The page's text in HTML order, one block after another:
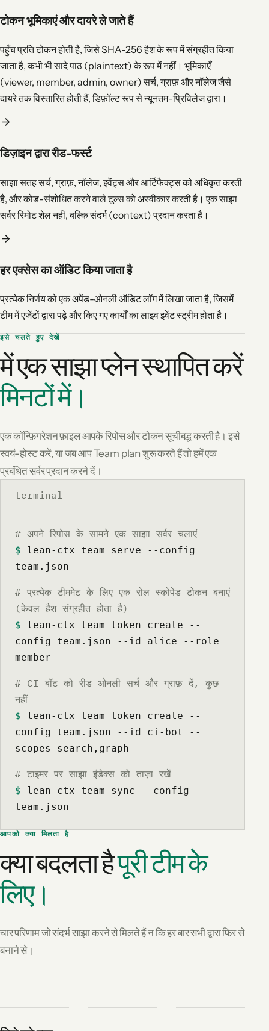
टोकन भूमिकाएं और दायरे ले जाते हैं
पहुँच प्रति टोकन होती है, जिसे SHA-256 हैश के रूप में संग्रहीत किया
जाता है, कभी भी सादे पाठ (plaintext) के रूप में नहीं। भूमिकाएँ
(viewer, member, admin, owner) सर्च, ग्राफ़ और नॉलेज जैसे
दायरे तक विस्तारित होती हैं, डिफ़ॉल्ट रूप से न्यूनतम-प्रिविलेज द्वारा।
डिज़ाइन द्वारा रीड-फर्स्ट
साझा सतह सर्च, ग्राफ़, नॉलेज, इवेंट्स और आर्टिफैक्ट्स को अधिकृत करती
है, और कोड-संशोधित करने वाले टूल्स को अस्वीकार करती है। एक साझा
सर्वर रिमोट शेल नहीं, बल्कि संदर्भ (context) प्रदान करता है।
हर एक्सेस का ऑडिट किया जाता है
प्रत्येक निर्णय को एक अपेंड-ओनली ऑडिट लॉग में लिखा जाता है, जिसमें
टीम में एजेंटों द्वारा पढ़े और किए गए कार्यों का लाइव इवेंट स्ट्रीम होता है।
इसे चलते हुए देखें
में एक साझा प्लेन स्थापित करें
मिनटों में।
एक कॉन्फ़िगरेशन फ़ाइल आपके रिपोस और टोकन सूचीबद्ध करती है। इसे
स्वयं-होस्ट करें, या जब आप Team plan शुरू करते हैं तो हमें एक
प्रबंधित सर्वर प्रदान करने दें।
terminal
# अपने रिपोस के सामने एक साझा सर्वर चलाएं
$ lean-ctx team serve --config
team.json
# प्रत्येक टीममेट के लिए एक रोल-स्कोपेड टोकन बनाएं
(केवल हैश संग्रहीत होता है)
$ lean-ctx team token create --
config team.json --id alice --role
member
# CI बॉट को रीड-ओनली सर्च और ग्राफ़ दें, कुछ
नहीं
$ lean-ctx team token create --
config team.json --id ci-bot --
scopes search,graph
# टाइमर पर साझा इंडेक्स को ताज़ा रखें
$ lean-ctx team sync --config
team.json
आपको क्या मिलता है
क्या बदलता हैपूरी टीम के
लिए।
चार परिणाम जो संदर्भ साझा करने से मिलते हैं न कि हर बार सभी द्वारा फिर से
बनाने से।